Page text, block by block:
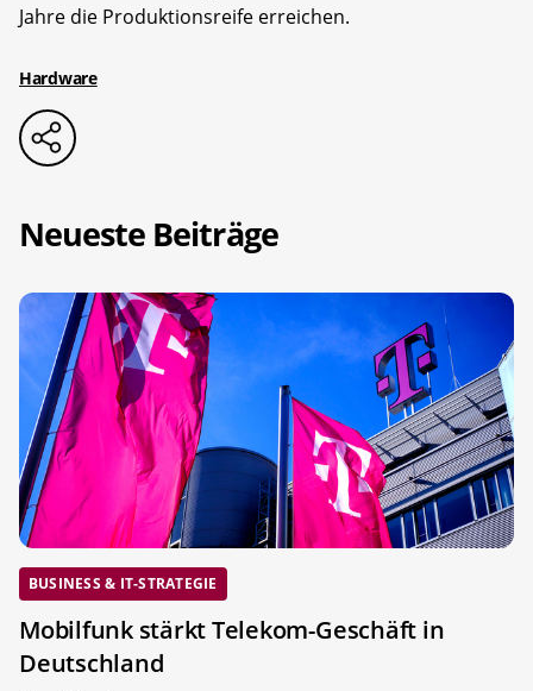
Jahre die Produktionsreife erreichen.
Hardware
Neueste Beiträge
BUSINESS & IT-STRATEGIE
Mobilfunk stärkt Telekom-Geschäft in
Deutschland